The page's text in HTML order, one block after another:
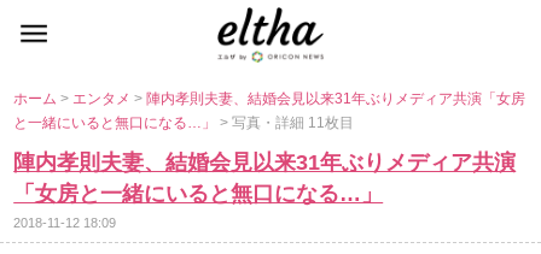
ホーム> エンタメ> 陣内孝則夫妻、結婚会見以来31年ぶりメディア共演「女房
と一緒にいると無口になる…」> 写真・詳細 11枚目
陣内孝則夫妻、結婚会見以来31年ぶりメディア共演
「女房と一緒にいると無口になる…」
2018-11-12 18:09